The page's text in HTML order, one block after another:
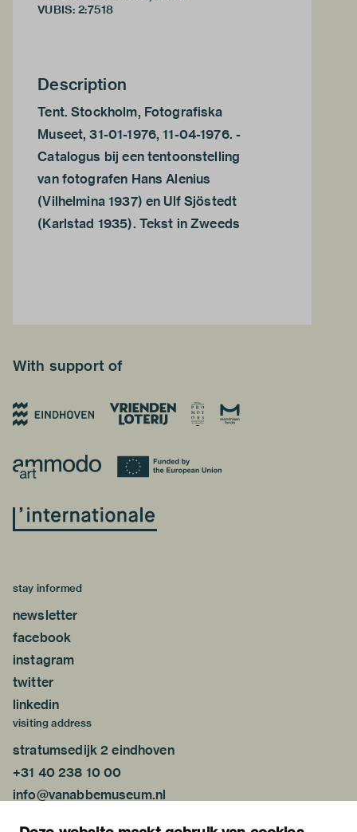
VUBIS: 2:7518
Description
Tent. Stockholm, Fotografiska
Museet, 31-01-1976, 11-04-1976. -
Catalogus bij een tentoonstelling
van fotografen Hans Alenius
(Vilhelmina 1937) en Ulf Sjöstedt
(Karlstad 1935). Tekst in Zweeds
With support of
stay informed
newsletter
facebook
instagram
twitter
linkedin
visiting address
stratumsedijk 2 eindhoven
+31 40 238 10 00
info@vanabbemuseum.nl